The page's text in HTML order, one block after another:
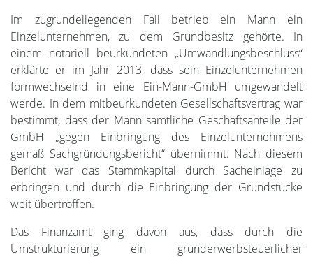
Im zugrundeliegenden Fall betrieb ein Mann ein
Einzelunternehmen, zu dem Grundbesitz gehörte. In
einem notariell beurkundeten „Umwandlungsbeschluss“
erklärte er im Jahr 2013, dass sein Einzelunternehmen
formwechselnd in eine Ein-Mann-GmbH umgewandelt
werde. In dem mitbeurkundeten Gesellschaftsvertrag war
bestimmt, dass der Mann sämtliche Geschäftsanteile der
GmbH „gegen Einbringung des Einzelunternehmens
gemäß Sachgründungsbericht“ übernimmt. Nach diesem
Bericht war das Stammkapital durch Sacheinlage zu
erbringen und durch die Einbringung der Grundstücke
weit übertroffen.
Das Finanzamt ging davon aus, dass durch die
Umstrukturierung ein grunderwerbsteuerlicher